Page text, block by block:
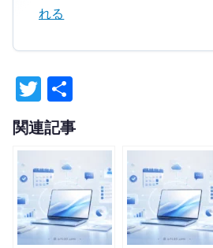
れる
T
w
it
te
r
有
関連記事